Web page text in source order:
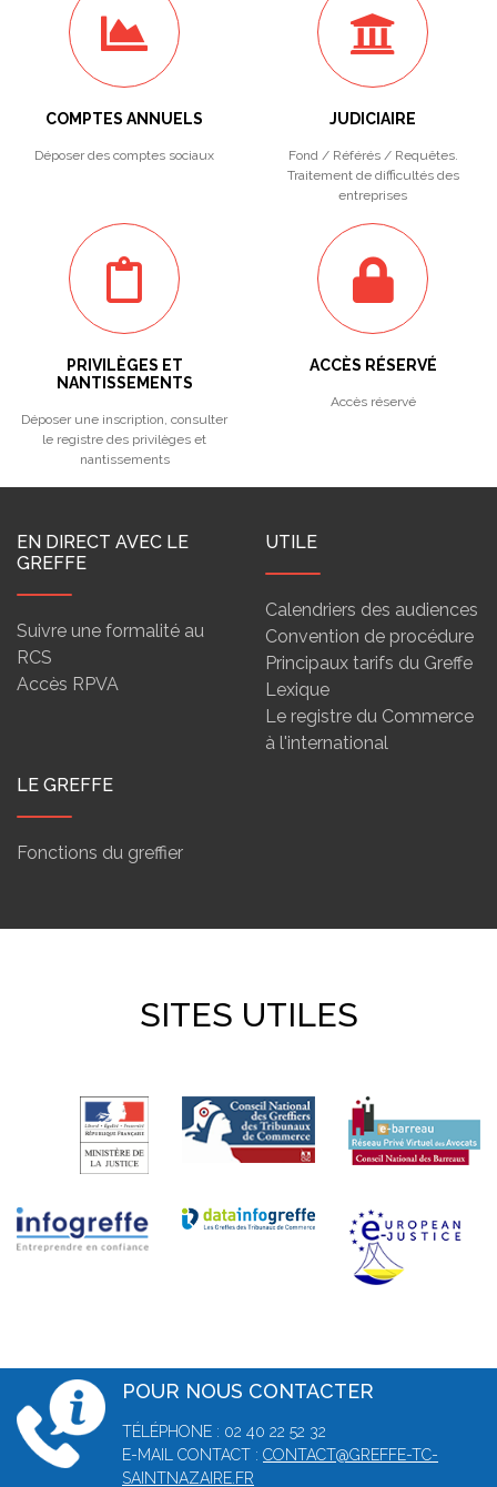
COMPTES ANNUELS
Déposer des comptes sociaux
JUDICIAIRE
Fond / Référés / Requêtes.
Traitement de difficultés des
entreprises
PRIVILÈGES ET
NANTISSEMENTS
Déposer une inscription, consulter
le registre des privilèges et
nantissements
ACCÈS RÉSERVÉ
Accès réservé
EN DIRECT AVEC LE
GREFFE
Suivre une formalité au
RCS
Accès RPVA
UTILE
Calendriers des audiences
Convention de procédure
Principaux tarifs du Greffe
Lexique
Le registre du Commerce
à l'international
LE GREFFE
Fonctions du greffier
SITES UTILES
POUR NOUS CONTACTER
TÉLÉPHONE : 02 40 22 52 32
E-MAIL CONTACT : CONTACT@GREFFE-TC-
SAINTNAZAIRE.FR